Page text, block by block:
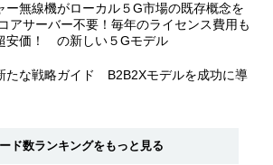
ー無線機がローカル５G市場の既存概念を
アサーバー不要！毎年のライセンス費用も
安価！ の新しい５Gモデル
たな戦略ガイド B2B2Xモデルを成功に導
ド数ランキングをもっと見る